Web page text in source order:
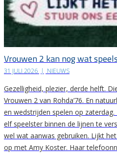
Vrouwen 2 kan nog wat
31 JULI 2026 | NIEUWS
Gezelligheid, plezier, derde helft.
Vrouwen 2 van Rohda’76. En
en wedstrijden spelen op
elf speelster binnen de lijnen te
wel wat aanwas gebruiken. Lijkt
op met Amy Koster. Haar